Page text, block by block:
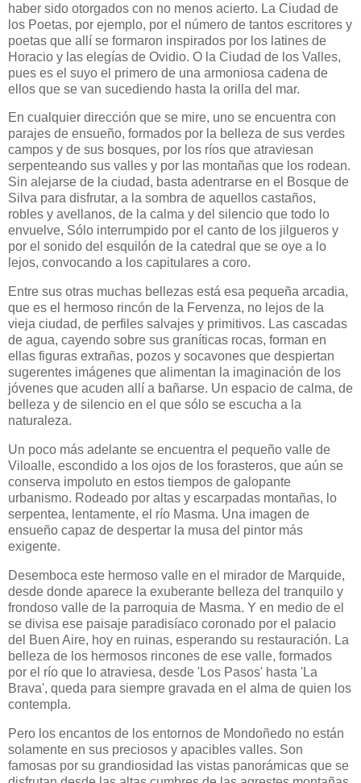
haber sido otorgados con no menos acierto. La Ciudad de
los Poetas, por ejemplo, por el número de tantos escritores y
poetas que allí se formaron inspirados por los latines de
Horacio y las elegías de Ovidio. O la Ciudad de los Valles,
pues es el suyo el primero de una armoniosa cadena de
ellos que se van sucediendo hasta la orilla del mar.
En cualquier dirección que se mire, uno se encuentra con
parajes de ensueño, formados por la belleza de sus verdes
campos y de sus bosques, por los ríos que atraviesan
serpenteando sus valles y por las montañas que los rodean.
Sin alejarse de la ciudad, basta adentrarse en el Bosque de
Silva para disfrutar, a la sombra de aquellos castaños,
robles y avellanos, de la calma y del silencio que todo lo
envuelve, Sólo interrumpido por el canto de los jilgueros y
por el sonido del esquilón de la catedral que se oye a lo
lejos, convocando a los capitulares a coro.
Entre sus otras muchas bellezas está esa pequeña arcadia,
que es el hermoso rincón de la Fervenza, no lejos de la
vieja ciudad, de perfiles salvajes y primitivos. Las cascadas
de agua, cayendo sobre sus graníticas rocas, forman en
ellas figuras extrañas, pozos y socavones que despiertan
sugerentes imágenes que alimentan la imaginación de los
jóvenes que acuden allí a bañarse. Un espacio de calma, de
belleza y de silencio en el que sólo se escucha a la
naturaleza.
Un poco más adelante se encuentra el pequeño valle de
Viloalle, escondido a los ojos de los forasteros, que aún se
conserva impoluto en estos tiempos de galopante
urbanismo. Rodeado por altas y escarpadas montañas, lo
serpentea, lentamente, el río Masma. Una imagen de
ensueño capaz de despertar la musa del pintor más
exigente.
Desemboca este hermoso valle en el mirador de Marquide,
desde donde aparece la exuberante belleza del tranquilo y
frondoso valle de la parroquia de Masma. Y en medio de el
se divisa ese paisaje paradisíaco coronado por el palacio
del Buen Aire, hoy en ruinas, esperando su restauración. La
belleza de los hermosos rincones de ese valle, formados
por el río que lo atraviesa, desde 'Los Pasos' hasta 'La
Brava', queda para siempre gravada en el alma de quien los
contempla.
Pero los encantos de los entornos de Mondoñedo no están
solamente en sus preciosos y apacibles valles. Son
famosas por su grandiosidad las vistas panorámicas que se